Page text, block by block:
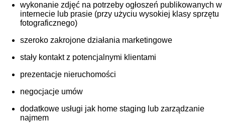
wykonanie zdjęć na potrzeby ogłoszeń publikowanych w
internecie lub prasie (przy użyciu wysokiej klasy sprzętu
fotograficznego)
szeroko zakrojone działania marketingowe
stały kontakt z potencjalnymi klientami
prezentacje nieruchomości
negocjacje umów
dodatkowe usługi jak home staging lub zarządzanie
najmem